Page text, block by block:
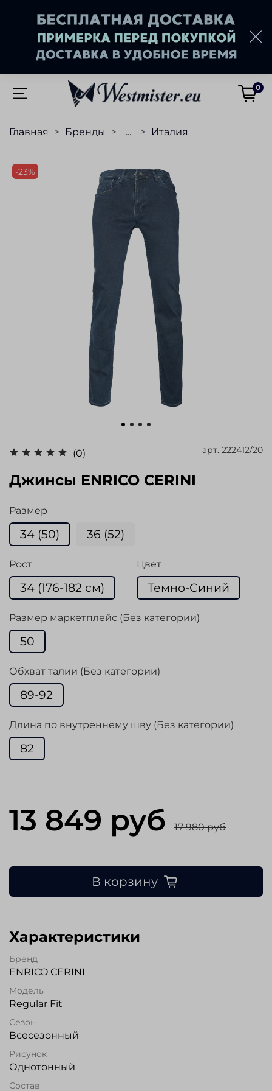
0
Главная Бренды ... Италия
-23%
(0) арт. 222412/20
Джинсы ENRICO CERINI
Размер
34 (50) 36 (52)
Рост
34 (176-182 см)
Цвет
Темно-Синий
Размер маркетплейс (Без категории)
50
Обхват талии (Без категории)
89-92
Длина по внутреннему шву (Без категории)
82
13 849 руб 17 980 руб
В корзину
Характеристики
Бренд
ENRICO CERINI
Модель
Regular Fit
Сезон
Всесезонный
Рисунок
Однотонный
Состав